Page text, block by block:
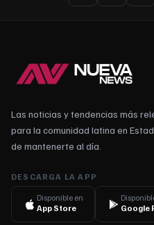
Las noticias y tendencias más
para la comunidad latina en
de mantenerte al día.
DESCARGA LA APP
Disponible en
App Store
Google